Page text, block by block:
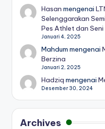
Hasan mengenai
Selenggarakan
Pes Athlet dan
Januari 4, 2025
Mahdum mengenai
Berzina
Januari 2, 2025
Hadziq mengenai
Desember 30, 2024
Archives